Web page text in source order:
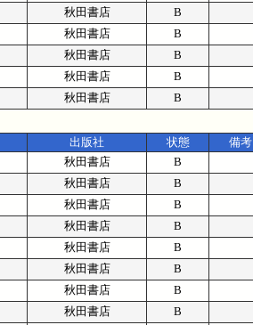
秋田書店 B
秋田書店 B
秋田書店 B
秋田書店 B
秋田書店 B
出版社 状態 備考
秋田書店 B
秋田書店 B
秋田書店 B
秋田書店 B
秋田書店 B
秋田書店 B
秋田書店 B
秋田書店 B